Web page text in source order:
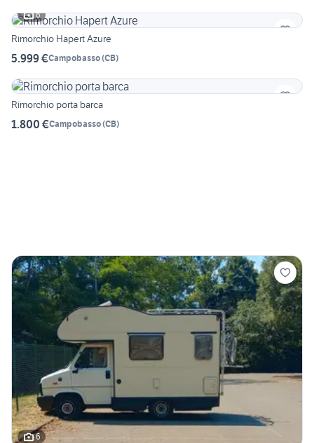
6
Rimorchio Hapert Azure
5.999 €Campobasso(CB)
Rimorchio porta barca
1.800 €Campobasso(CB)
6